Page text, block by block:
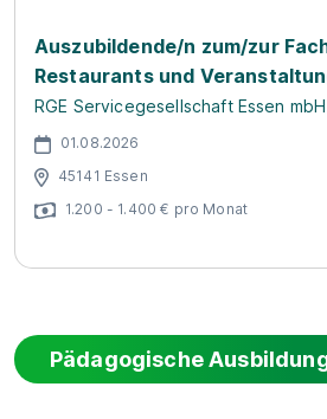
Auszubildende/n zum/zur
Restaurants und
RGE Servicegesellschaft Essen mbH
01.08.2026
45141 Essen
1.200 - 1.400 € pro Monat
Pädagogische